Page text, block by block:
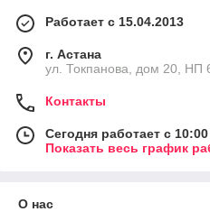
Работает с 15.04.2013
г. Астана
ул. Токпанова, дом 20, НП
Контакты
Сегодня работает с
Показать весь график
О нас